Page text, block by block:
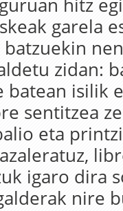
hitz
garela
zidan:
batean isilik
sentitzea
eta
igaro dira
nire